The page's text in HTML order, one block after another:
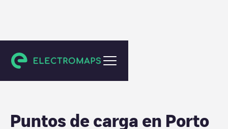
Portugal
Puntos de carga en Porto